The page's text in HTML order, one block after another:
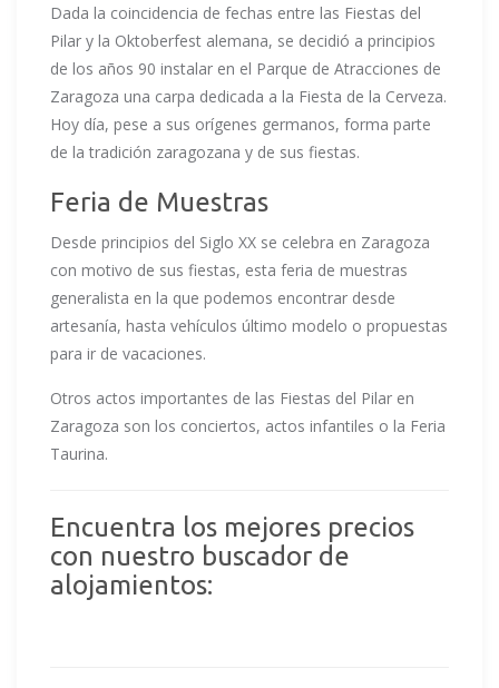
Dada la coincidencia de fechas entre las Fiestas del
Pilar y la Oktoberfest alemana, se decidió a principios
de los años 90 instalar en el Parque de Atracciones de
Zaragoza una carpa dedicada a la Fiesta de la Cerveza.
Hoy día, pese a sus orígenes germanos, forma parte
de la tradición zaragozana y de sus fiestas.
Feria de Muestras
Desde principios del Siglo XX se celebra en Zaragoza
con motivo de sus fiestas, esta feria de muestras
generalista en la que podemos encontrar desde
artesanía, hasta vehículos último modelo o propuestas
para ir de vacaciones.
Otros actos importantes de las Fiestas del Pilar en
Zaragoza son los conciertos, actos infantiles o la Feria
Taurina.
Encuentra los mejores precios
con nuestro buscador de
alojamientos: